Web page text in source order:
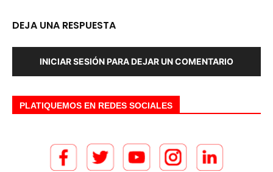
DEJA UNA RESPUESTA
INICIAR SESIÓN PARA DEJAR UN COMENTARIO
PLATIQUEMOS EN REDES SOCIALES